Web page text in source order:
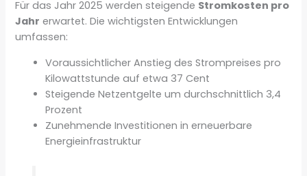
Für das Jahr 2025 werden steigende Stromkosten pro
Jahr erwartet. Die wichtigsten Entwicklungen
umfassen:
Voraussichtlicher Anstieg des Strompreises pro
Kilowattstunde auf etwa 37 Cent
Steigende Netzentgelte um durchschnittlich 3,4
Prozent
Zunehmende Investitionen in erneuerbare
Energieinfrastruktur